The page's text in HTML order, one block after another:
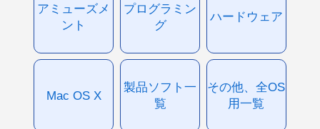
アミューズメ
ント
プログラミン
グ
ハードウェア
Mac OS X
製品ソフト一
覧
その他、全OS
用一覧